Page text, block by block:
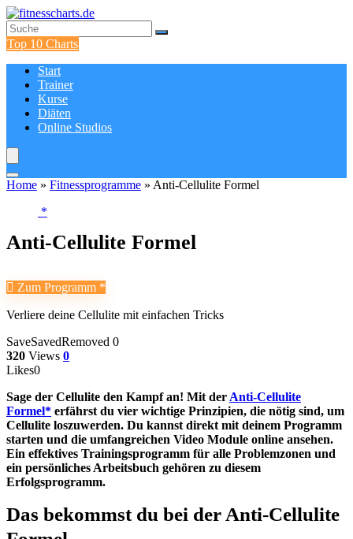
Top 10 Charts
Start
Trainer
Kurse
Diäten
Online Studios
Home » Fitnessprogramme » Anti-Cellulite Formel
Anti-Cellulite Formel
Zum Programm
Verliere deine Cellulite mit einfachen Tricks
SaveSavedRemoved 0
320 Views 0
Likes0
Sage der Cellulite den Kampf an! Mit der Anti-Cellulite
Formel
erfährst du vier wichtige Prinzipien, die nötig sind, um
Cellulite loszuwerden. Du kannst direkt mit deinem Programm
starten und die umfangreichen Video Module online ansehen.
Ein effektives Trainingsprogramm für alle Problemzonen und
ein persönliches Arbeitsbuch gehören zu diesem
Erfolgsprogramm.
Das bekommst du bei der Anti-Cellulite